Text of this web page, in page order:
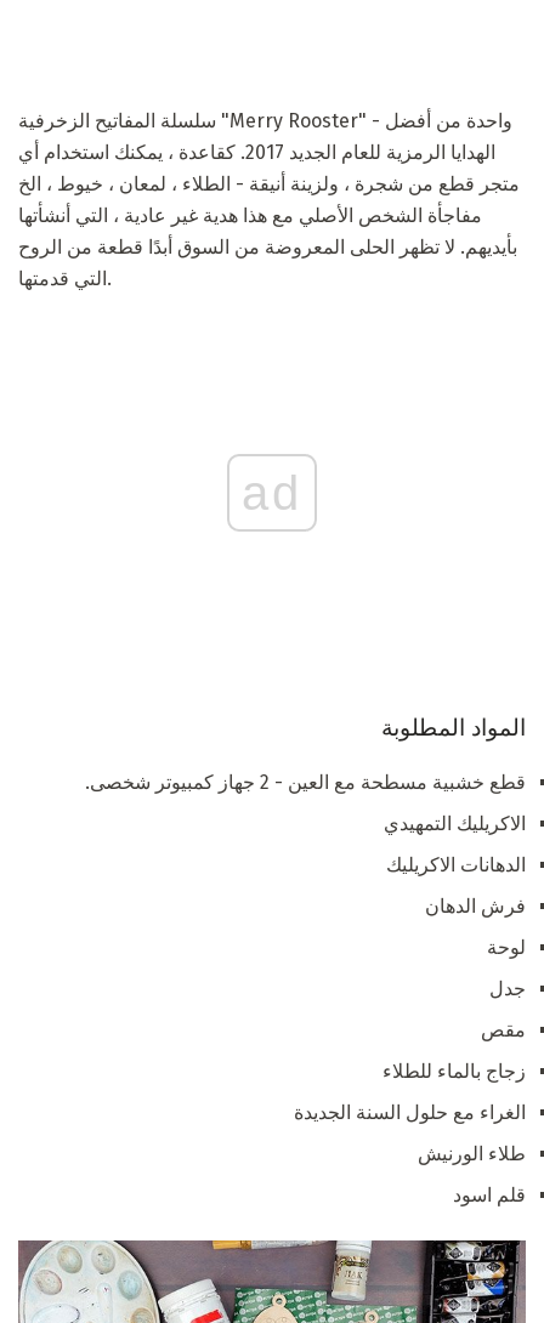
سلسلة المفاتيح الزخرفية "Merry Rooster" - واحدة من أفضل
الهدايا الرمزية للعام الجديد 2017. كقاعدة ، يمكنك استخدام أي
متجر قطع من شجرة ، ولزينة أنيقة - الطلاء ، لمعان ، خيوط ، الخ
مفاجأة الشخص الأصلي مع هذا هدية غير عادية ، التي أنشأتها
بأيديهم. لا تظهر الحلى المعروضة من السوق أبدًا قطعة من الروح
التي قدمتها.
ad
المواد المطلوبة
قطع خشبية مسطحة مع العين - 2 جهاز كمبيوتر شخصى.
الاكريليك التمهيدي
الدهانات الاكريليك
فرش الدهان
لوحة
جدل
مقص
زجاج بالماء للطلاء
الغراء مع حلول السنة الجديدة
طلاء الورنيش
قلم اسود